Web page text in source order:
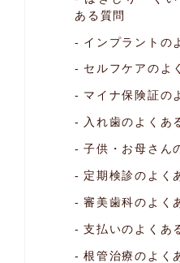
ある質問
インプラントの
セルフケアのよ
マイナ保険証の
入れ歯のよくあ
子供・お母さん
定期検診のよく
審美歯科のよく
支払いのよくあ
根管治療のよく